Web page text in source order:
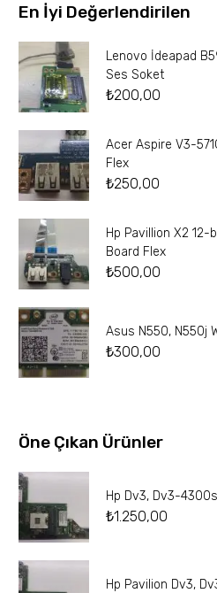
En İyi Değerlendirilen
Lenovo İdeapad
Ses Soket
₺200,00
Acer Aspire V3-
Flex
₺250,00
Hp Pavillion X2
Board Flex
₺500,00
Asus N550, N550j
₺300,00
Öne Çıkan Ürünler
Hp Dv3, Dv3-
₺1.250,00
Hp Pavilion Dv3,